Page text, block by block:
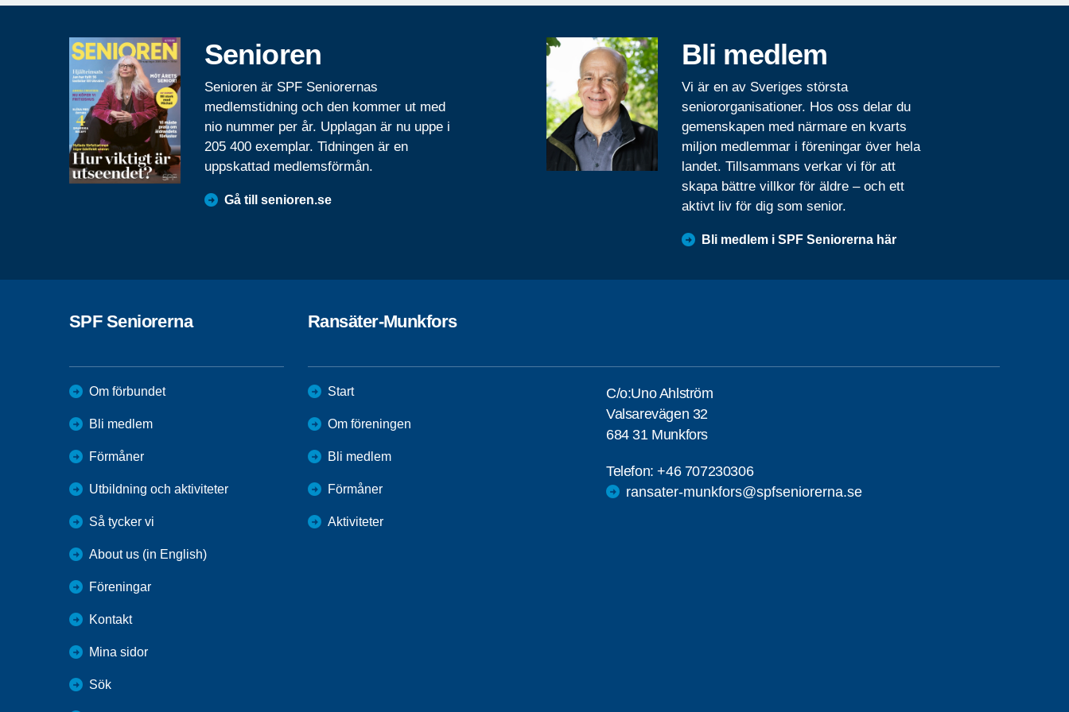
Senioren
Senioren är SPF Seniorernas
medlemstidning och den kommer ut med
nio nummer per år. Upplagan är nu uppe i
205 400 exemplar. Tidningen är en
uppskattad medlemsförmån.
Gå till senioren.se
Bli medlem
Vi är en av Sveriges största
seniororganisationer. Hos oss delar du
gemenskapen med närmare en kvarts
miljon medlemmar i föreningar över hela
landet. Tillsammans verkar vi för att
skapa bättre villkor för äldre – och ett
aktivt liv för dig som senior.
Bli medlem i SPF Seniorerna här
SPF Seniorerna
Om förbundet
Bli medlem
Förmåner
Utbildning och aktiviteter
Så tycker vi
About us (in English)
Föreningar
Kontakt
Mina sidor
Sök
Ransäter-Munkfors
Start
Om föreningen
Bli medlem
Förmåner
Aktiviteter
C/o:Uno Ahlström
Valsarevägen 32
684 31 Munkfors
Telefon:+46 707230306
ransater-munkfors@spfseniorerna.se